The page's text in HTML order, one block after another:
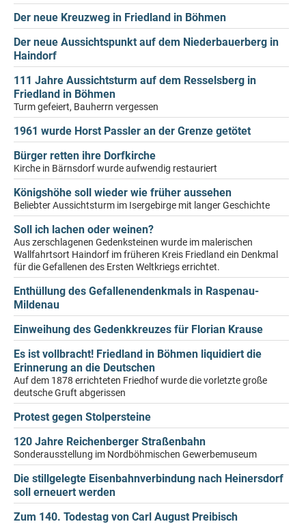
Der neue Kreuzweg in Friedland in Böhmen
Der neue Aussichtspunkt auf dem Niederbauerberg in
Haindorf
111 Jahre Aussichtsturm auf dem Resselsberg in
Friedland in Böhmen
Turm gefeiert, Bauherrn vergessen
1961 wurde Horst Passler an der Grenze getötet
Bürger retten ihre Dorfkirche
Kirche in Bärnsdorf wurde aufwendig restauriert
Königshöhe soll wieder wie früher aussehen
Beliebter Aussichtsturm im Isergebirge mit langer Geschichte
Soll ich lachen oder weinen?
Aus zerschlagenen Gedenksteinen wurde im malerischen
Wallfahrtsort Haindorf im früheren Kreis Friedland ein Denkmal
für die Gefallenen des Ersten Weltkriegs errichtet.
Enthüllung des Gefallenendenkmals in Raspenau-
Mildenau
Einweihung des Gedenkkreuzes für Florian Krause
Es ist vollbracht! Friedland in Böhmen liquidiert die
Erinnerung an die Deutschen
Auf dem 1878 errichteten Friedhof wurde die vorletzte große
deutsche Gruft abgerissen
Protest gegen Stolpersteine
120 Jahre Reichenberger Straßenbahn
Sonderausstellung im Nordböhmischen Gewerbemuseum
Die stillgelegte Eisenbahnverbindung nach Heinersdorf
soll erneuert werden
Zum 140. Todestag von Carl August Preibisch